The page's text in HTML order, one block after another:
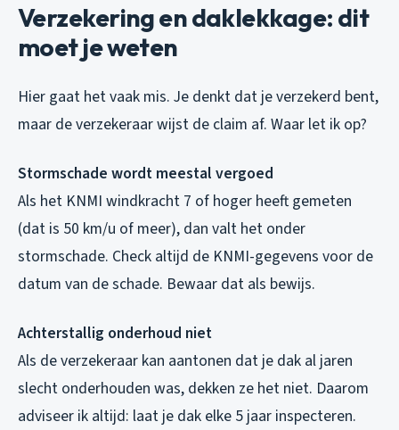
Verzekering en daklekkage: dit
moet je weten
Hier gaat het vaak mis. Je denkt dat je verzekerd bent,
maar de verzekeraar wijst de claim af. Waar let ik op?
Stormschade wordt meestal vergoed
Als het KNMI windkracht 7 of hoger heeft gemeten
(dat is 50 km/u of meer), dan valt het onder
stormschade. Check altijd de KNMI-gegevens voor de
datum van de schade. Bewaar dat als bewijs.
Achterstallig onderhoud niet
Als de verzekeraar kan aantonen dat je dak al jaren
slecht onderhouden was, dekken ze het niet. Daarom
adviseer ik altijd: laat je dak elke 5 jaar inspecteren.